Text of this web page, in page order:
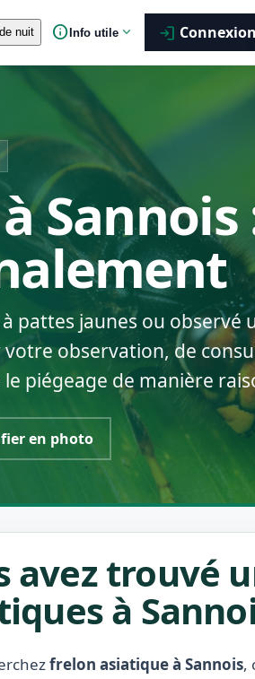
nuit infoInfo utile expand_more login Connexion
pattes jaunes ou observé
observation, de
piégeage de manière
en photo
avez trouvé
à
frelon asiatique à Sannois,